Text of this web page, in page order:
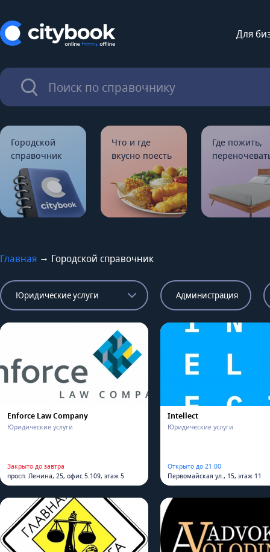
Для
Городской
справочник
Что и где
вкусно поесть
Где пожить,
Главная → Городской справочник
Юридические услуги Администрация
Enforce Law Company
Юридические услуги
Закрыто до завтра
просп. Ленина, 25, офис 5.109, этаж 5
Intellect
Юридические услуги
Открыто до 21:00
Первомайская ул., 15, этаж 11